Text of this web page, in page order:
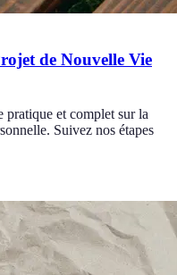
de Nouvelle Vie
pratique et complet sur la
Suivez nos étapes